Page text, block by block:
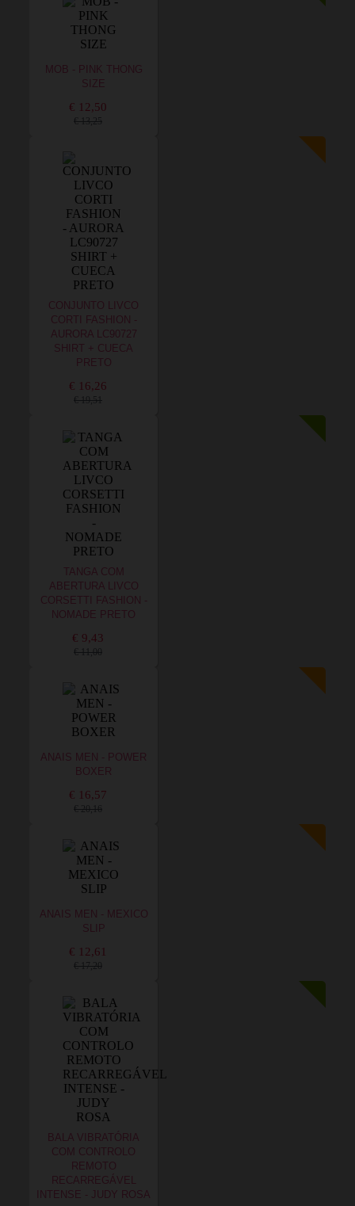
MOB - PINK THONG
SIZE
€ 12,50
€ 13,25
CONJUNTO LIVCO
CORTI FASHION -
AURORA LC90727
SHIRT + CUECA
PRETO
€ 16,26
€ 19,51
TANGA COM
ABERTURA LIVCO
CORSETTI FASHION -
NOMADE PRETO
€ 9,43
€ 11,00
ANAIS MEN - POWER
BOXER
€ 16,57
€ 20,16
ANAIS MEN - MEXICO
SLIP
€ 12,61
€ 17,20
BALA VIBRATÓRIA
COM CONTROLO
REMOTO
RECARREGÁVEL
INTENSE - JUDY ROSA